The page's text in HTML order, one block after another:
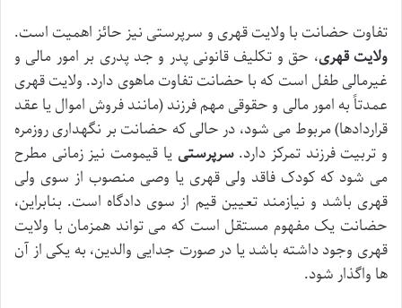
تفاوت حضانت با ولایت قهری و سرپرستی نیز حائز اهمیت است.
ولایت قهری، حق و تکلیف قانونی پدر و جد پدری بر امور مالی و
غیرمالی طفل است که با حضانت تفاوت ماهوی دارد. ولایت قهری
عمدتاً به امور مالی و حقوقی مهم فرزند (مانند فروش اموال یا عقد
قراردادها) مربوط می شود، در حالی که حضانت بر نگهداری روزمره
و تربیت فرزند تمرکز دارد.سرپرستی یا قیمومت نیز زمانی مطرح
می شود که کودک فاقد ولی قهری یا وصی منصوب از سوی ولی
قهری باشد و نیازمند تعیین قیم از سوی دادگاه است. بنابراین،
حضانت یک مفهوم مستقل است که می تواند همزمان با ولایت
قهری وجود داشته باشد یا در صورت جدایی والدین، به یکی از آن
ها واگذار شود.